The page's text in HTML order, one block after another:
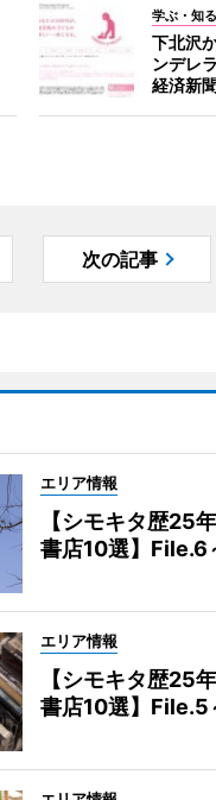
学ぶ・知る
下北沢
ンデレ
経済新聞
次の記事
エリア情報
【シモキタ歴25
書店10選】File.6
エリア情報
【シモキタ歴25
書店10選】File.5